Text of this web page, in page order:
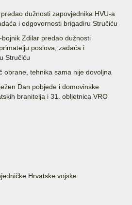
dužnosti zapovjednika HVU-a
i odgovornosti brigadiru Stručiću
Zdilar predao dužnosti
poslova, zadaća i
Stručiću
obrane, tehnika sama nije dovoljna
Dan pobjede i domovinske
branitelja i 31. obljetnica VRO
Hrvatske vojske